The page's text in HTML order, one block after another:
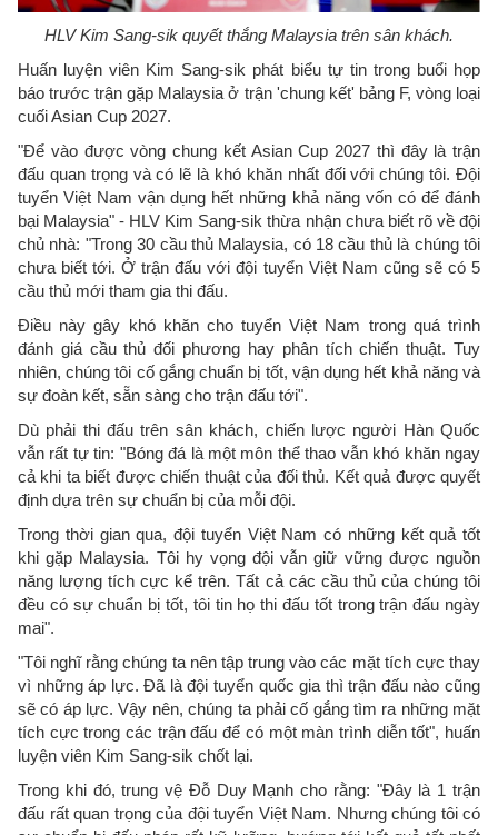
HLV Kim Sang-sik quyết thắng Malaysia trên sân khách.
Huấn luyện viên Kim Sang-sik phát biểu tự tin trong buổi họp
báo trước trận gặp Malaysia ở trận 'chung kết' bảng F, vòng loại
cuối Asian Cup 2027.
"Để vào được vòng chung kết Asian Cup 2027 thì đây là trận
đấu quan trọng và có lẽ là khó khăn nhất đối với chúng tôi. Đội
tuyển Việt Nam vận dụng hết những khả năng vốn có để đánh
bại Malaysia" - HLV Kim Sang-sik thừa nhận chưa biết rõ về đội
chủ nhà: "Trong 30 cầu thủ Malaysia, có 18 cầu thủ là chúng tôi
chưa biết tới. Ở trận đấu với đội tuyển Việt Nam cũng sẽ có 5
cầu thủ mới tham gia thi đấu.
Điều này gây khó khăn cho tuyển Việt Nam trong quá trình
đánh giá cầu thủ đối phương hay phân tích chiến thuật. Tuy
nhiên, chúng tôi cố gắng chuẩn bị tốt, vận dụng hết khả năng và
sự đoàn kết, sẵn sàng cho trận đấu tới".
Dù phải thi đấu trên sân khách, chiến lược người Hàn Quốc
vẫn rất tự tin: "Bóng đá là một môn thể thao vẫn khó khăn ngay
cả khi ta biết được chiến thuật của đối thủ. Kết quả được quyết
định dựa trên sự chuẩn bị của mỗi đội.
Trong thời gian qua, đội tuyển Việt Nam có những kết quả tốt
khi gặp Malaysia. Tôi hy vọng đội vẫn giữ vững được nguồn
năng lượng tích cực kể trên. Tất cả các cầu thủ của chúng tôi
đều có sự chuẩn bị tốt, tôi tin họ thi đấu tốt trong trận đấu ngày
mai".
"Tôi nghĩ rằng chúng ta nên tập trung vào các mặt tích cực thay
vì những áp lực. Đã là đội tuyển quốc gia thì trận đấu nào cũng
sẽ có áp lực. Vậy nên, chúng ta phải cố gắng tìm ra những mặt
tích cực trong các trận đấu để có một màn trình diễn tốt", huấn
luyện viên Kim Sang-sik chốt lại.
Trong khi đó, trung vệ Đỗ Duy Mạnh cho rằng: "Đây là 1 trận
đấu rất quan trọng của đội tuyển Việt Nam. Nhưng chúng tôi có